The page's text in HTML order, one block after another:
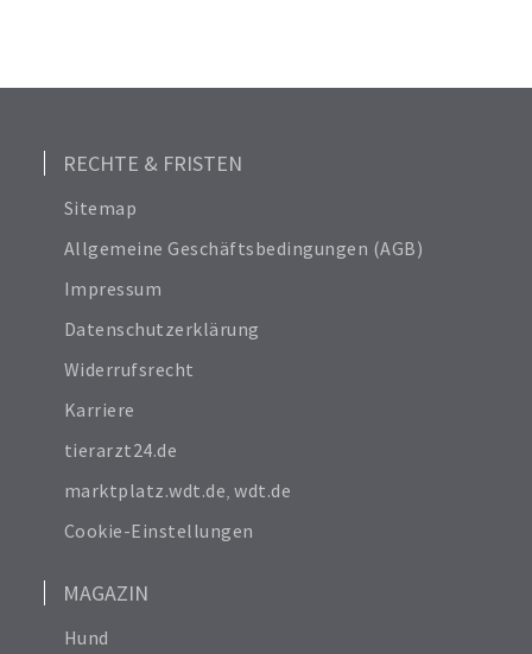
RECHTE & FRISTEN
Sitemap
Allgemeine Geschäftsbedingungen (AGB)
Impressum
Datenschutzerklärung
Widerrufsrecht
Karriere
tierarzt24.de
marktplatz.wdt.de,wdt.de
Cookie-Einstellungen
MAGAZIN
Hund